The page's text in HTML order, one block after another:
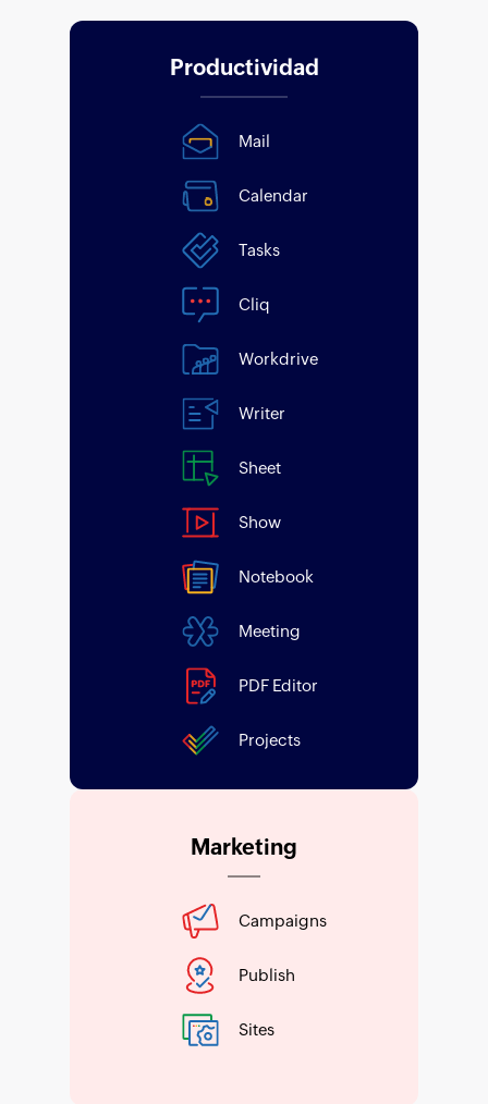
Productividad
Mail
Calendar
Tasks
Cliq
Workdrive
Writer
Sheet
Show
Notebook
Meeting
PDF Editor
Projects
Marketing
Campaigns
Publish
Sites